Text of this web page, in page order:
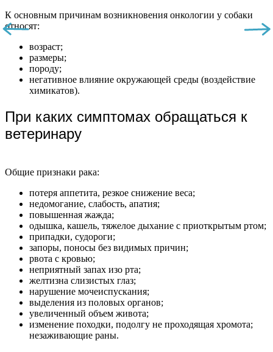
К основным причинам возникновения онкологии у собаки
относят:
возраст;
размеры;
породу;
негативное влияние окружающей среды (воздействие
химикатов).
При каких симптомах обращаться к
ветеринару
Общие признаки рака:
потеря аппетита, резкое снижение веса;
недомогание, слабость, апатия;
повышенная жажда;
одышка, кашель, тяжелое дыхание с приоткрытым ртом;
припадки, судороги;
запоры, поносы без видимых причин;
рвота с кровью;
неприятный запах изо рта;
желтизна слизистых глаз;
нарушение мочеиспускания;
выделения из половых органов;
увеличенный объем живота;
изменение походки, подолгу не проходящая хромота;
незаживающие раны.